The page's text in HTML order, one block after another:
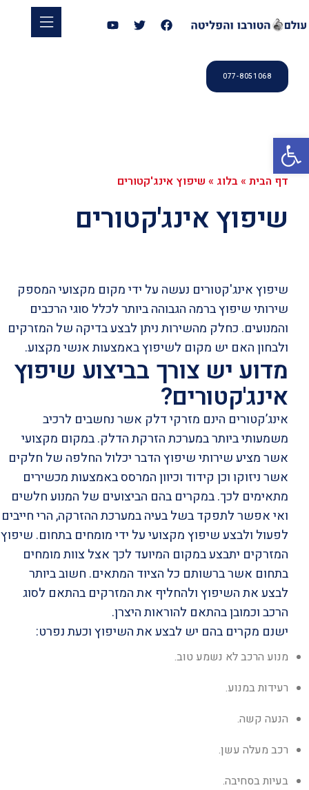
פתח סרגל נגישות
077-8051068
דף הבית »בלוג » שיפוץ אינג'קטורים
שיפוץ אינג'קטורים
שיפוץ אינג'קטורים נעשה על ידי מקום מקצועי המספק
שירותי שיפוץ ברמה הגבוהה ביותר לכלל סוגי הרכבים
והמנועים. כחלק מהשירות ניתן לבצע בדיקה של המזרקים
ולבחון האם יש מקום לשיפוץ באמצעות אנשי מקצוע.
מדוע יש צורך בביצוע שיפוץ
אינג'קטורים?
אינג’קטורים הינם מזרקי דלק אשר נחשבים לרכיב
משמעותי ביותר במערכת הזרקת הדלק. במקום מקצועי
אשר מציע שירותי שיפוץ הדבר יכלול החלפה של חלקים
אשר ניזוקו וכן קידוד וכיוון המרסס באמצעות מכשירים
מתאימים לכך. במקרים בהם הביצועים של המנוע חלשים
ואי אפשר לתפקד בשל בעיה במערכת ההזרקה, הרי חייבים
לפעול ולבצע שיפוץ מקצועי על ידי מומחים בתחום. שיפוץ
המזרקים יתבצע במקום המיועד לכך אצל צוות מומחים
בתחום אשר ברשותם כל הציוד המתאים. חשוב ביותר
לבצע את השיפוץ ולהחליף את המזרקים בהתאם לסוג
הרכב וכמובן בהתאם להוראות היצרן.
ישנם מקרים בהם יש לבצע את השיפוץ וכעת נפרט:
מנוע הרכב לא נשמע טוב.
רעידות במנוע.
הנעה קשה.
רכב מעלה עשן.
בעיות בסחיבה.